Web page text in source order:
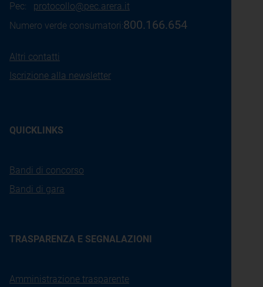
Pec: protocollo@pec.arera.it
Numero verde consumatori:800.166.654
Altri contatti
Iscrizione alla newsletter
QUICKLINKS
Bandi di concorso
Bandi di gara
TRASPARENZA E SEGNALAZIONI
Amministrazione trasparente